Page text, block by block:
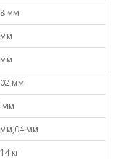
мм
мм
мм
мм
кг